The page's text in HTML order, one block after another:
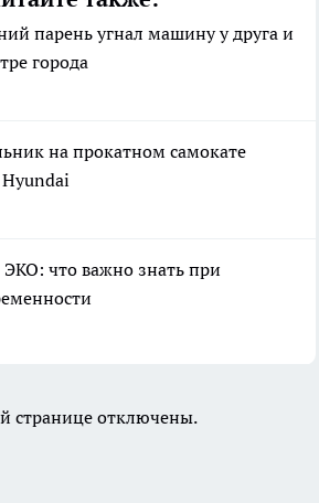
парень угнал машину у друга и
города
на прокатном самокате
что важно знать при
странице отключены.